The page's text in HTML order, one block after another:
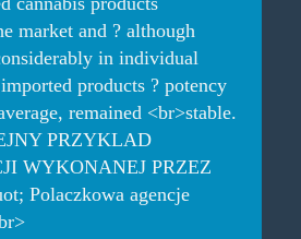
market and ? although
in individual
products ? potency
remained <br>stable.
PRZYKLAD
WYKONANEJ PRZEZ
Polaczkowa agencje